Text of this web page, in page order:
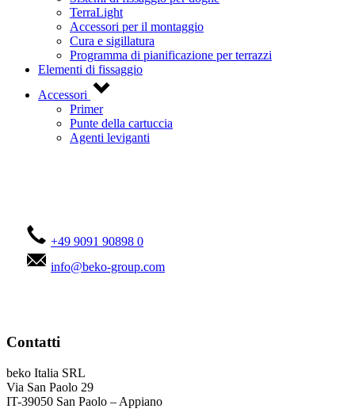
TerraLight
Accessori per il montaggio
Cura e sigillatura
Programma di pianificazione per terrazzi
Elementi di fissaggio
Accessori
Primer
Punte della cartuccia
Agenti leviganti
+49 9091 90898 0
info@beko-group.com
Contatti
beko Italia SRL
Via San Paolo 29
IT-39050 San Paolo – Appiano